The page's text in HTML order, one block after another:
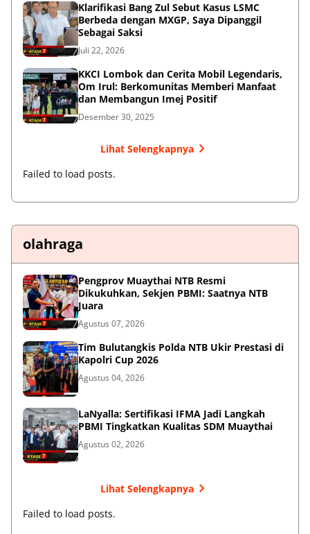
Klarifikasi Bang Zul Sebut Kasus LSMC
Berbeda dengan MXGP, Saya Dipanggil
Sebagai Saksi
Juli 22, 2026
KKCI Lombok dan Cerita Mobil Legendaris,
Om Irul: Berkomunitas Memberi Manfaat
dan Membangun Imej Positif
Desember 30, 2025
Lihat Selengkapnya
Failed to load posts.
olahraga
Pengprov Muaythai NTB Resmi
Dikukuhkan, Sekjen PBMI: Saatnya NTB
Juara
Agustus 07, 2026
Tim Bulutangkis Polda NTB Ukir Prestasi di
Kapolri Cup 2026
Agustus 04, 2026
LaNyalla: Sertifikasi IFMA Jadi Langkah
PBMI Tingkatkan Kualitas SDM Muaythai
Agustus 02, 2026
Lihat Selengkapnya
Failed to load posts.